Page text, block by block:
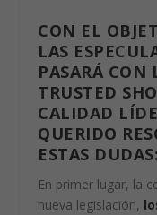
CON EL
LAS
PASARÁ
TRUSTED
CALIDAD
QUERIDO
ESTAS DUDAS:
En primer lugar, la
nueva legislación,